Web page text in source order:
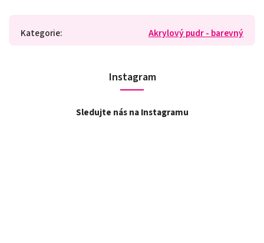
Kategorie: Akrylový pudr - barevný
Instagram
Sledujte nás na Instagramu